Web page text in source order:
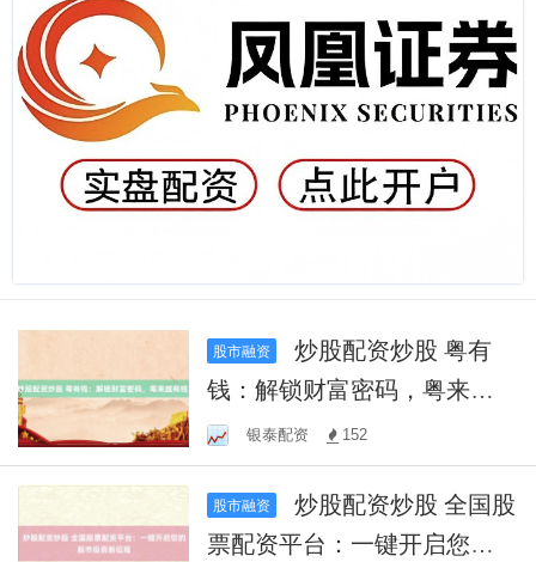
股市融资
炒股配资炒股 粤有
钱：解锁财富密码，粤来越
有钱！银泰配资 152
股市融资
炒股配资炒股 全国股
票配资平台：一键开启您的